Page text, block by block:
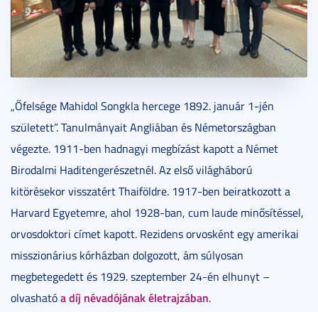
„Őfelsége Mahidol Songkla hercege 1892. január 1-jén
született”. Tanulmányait Angliában és Németországban
végezte. 1911-ben hadnagyi megbízást kapott a Német
Birodalmi Haditengerészetnél. Az első világháború
kitörésekor visszatért Thaiföldre. 1917-ben beiratkozott a
Harvard Egyetemre, ahol 1928-ban, cum laude minősítéssel,
orvosdoktori címet kapott. Rezidens orvosként egy amerikai
misszionárius kórházban dolgozott, ám súlyosan
megbetegedett és 1929. szeptember 24-én elhunyt –
olvashatóa díj névadójának életrajzában.